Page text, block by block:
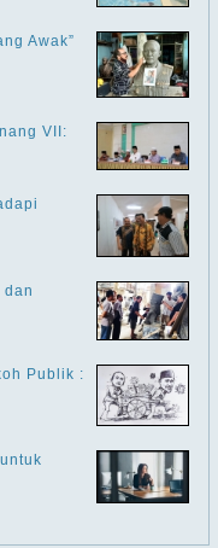
Awak”
VII:
dan
Publik :